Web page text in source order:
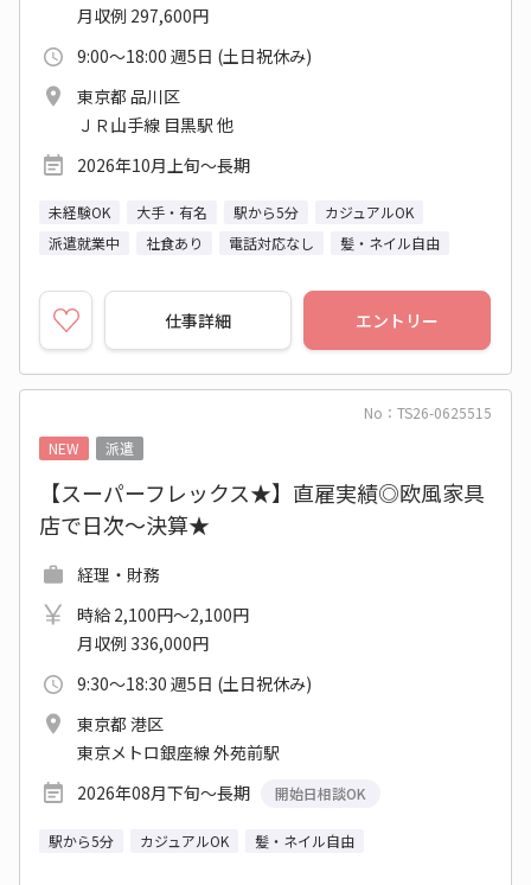
月収例 297,600円
9:00～18:00 週5日 (土日祝休み)
東京都 品川区
ＪＲ山手線 目黒駅 他
2026年10月上旬～長期
未経験OK 大手・有名 駅から5分
カジュアルOK
派遣就業中
社食あり 電話対応なし 髪・ネイル自由
仕事詳細 エントリー
No：TS26-0625515
NEW
派遣
【スーパーフレックス★】直雇実績◎欧風家具
店で日次～決算★
経理・財務
時給 2,100円～2,100円
月収例 336,000円
9:30～18:30 週5日 (土日祝休み)
東京都 港区
東京メトロ銀座線 外苑前駅
2026年08月下旬～長期
開始日相談OK
駅から5分 カジュアルOK 髪・ネイル自由